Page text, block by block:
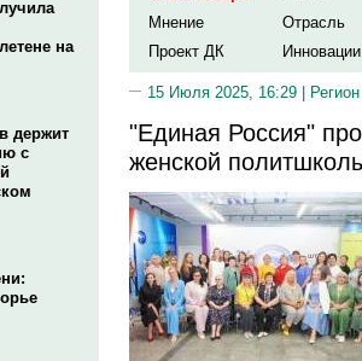
на
держит
с
Мнение
Отрасль
Проект ДК
Инновации
15 Июля 2025, 16:29 |
"Единая Россия"
женской